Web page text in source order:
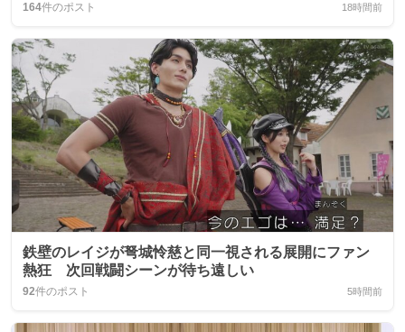
164件のポスト 18時間前
鉄壁のレイジが弩城怜慈と同一視される展開にファン
熱狂 次回戦闘シーンが待ち遠しい
92件のポスト 5時間前